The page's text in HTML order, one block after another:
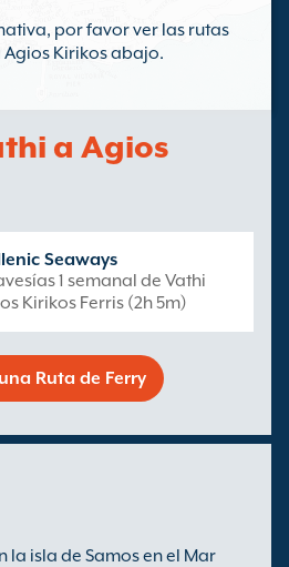
por favor ver las rutas
Kirikos abajo.
a Agios
Seaways
1 semanal de Vathi
Kirikos Ferris (2h 5m)
Ruta de Ferry
la isla de Samos en el Mar